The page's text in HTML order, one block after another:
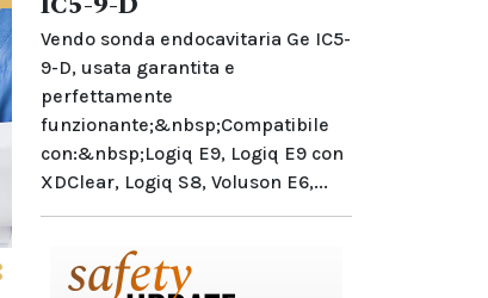
Vendo sonda endocavitaria Ge IC5-
9-D, usata garantita e
perfettamente
funzionante;&nbsp;Compatibile
con:&nbsp;Logiq E9, Logiq E9 con
XDClear, Logiq S8, Voluson E6,...